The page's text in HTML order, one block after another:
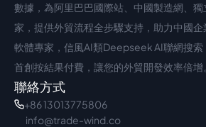
數據，為阿里巴巴國際站、中國製造網、
家，提供外貿流程全步驟支持，助力中國
軟體專家，信風AI類Deepseek AI聯網搜索
首創按結果付費，讓您的外貿開發效率倍增。
聯絡方式
+86 13013775806
info@trade-wind.co